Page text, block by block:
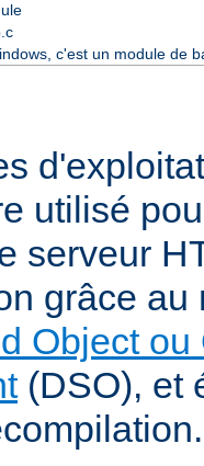
c'est un module de
utilisé
serveur
grâce au
Object
(DSO), et